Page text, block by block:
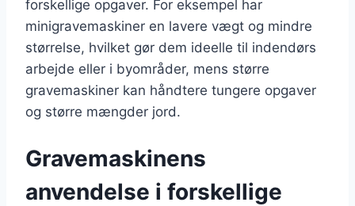
forskellige opgaver. For eksempel har
minigravemaskiner en lavere vægt og mindre
størrelse, hvilket gør dem ideelle til indendørs
arbejde eller i byområder, mens større
gravemaskiner kan håndtere tungere opgaver
og større mængder jord.
Gravemaskinens
anvendelse i forskellige